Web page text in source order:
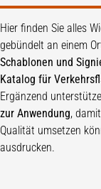
Hier finden Sie alles
gebündelt an einem
Schablonen und
Katalog für
Ergänzend
zur Anwendung,
Qualität umsetzen
ausdrucken.